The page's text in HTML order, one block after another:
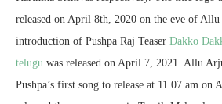
released on April 8th, 2020 on the eve of
introduction of Pushpa Raj Teaser Dakko
telugu was released on April 7, 2021. Allu
Pushpa’s first song to release at 11.07 am on